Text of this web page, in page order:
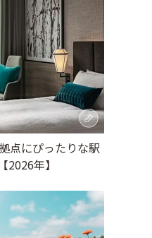
点にぴったりな駅
年】